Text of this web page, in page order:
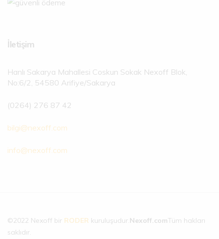
İletişim
Hanlı Sakarya Mahallesi Coskun Sokak Nexoff Blok,
No:6/2, 54580 Arifiye/Sakarya
(0264) 276 87 42
bilgi@nexoff.com
info@nexoff.com
©2022 Nexoff bir RODER kuruluşudur.Nexoff.comTüm hakları
saklıdır.